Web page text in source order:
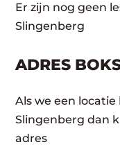
Er zijn nog geen
Slingenberg
ADRES
Als we een
Slingenberg dan
adres